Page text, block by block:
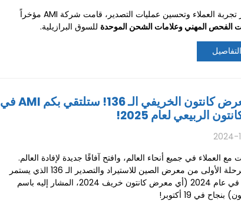
بهدف تعزيز تجربة العملاء وتحسين عمليات التصدير، قامت شركة AMI مؤخراً
الفحص المهني وعلامات الشحن الموحدة للسوق البرازيلية.
انتهى معرض كانتون الخريفي الـ 136! ستلتقي بكم AMI في
الربيعي لعام 2025!
2024-
العملاء في جميع أنحاء العالم، وافتح آفاقًا جديدة لإفادة العالم.
اختتمت المرحلة الأولى من معرض الصين للاستيراد والتصدير الـ 136 الذي يستمر
لمدة 5 أيام في عام 2024 (أي معرض كانتون خريف 2024، المشار إليه باسم
في 19 أكتوبر!